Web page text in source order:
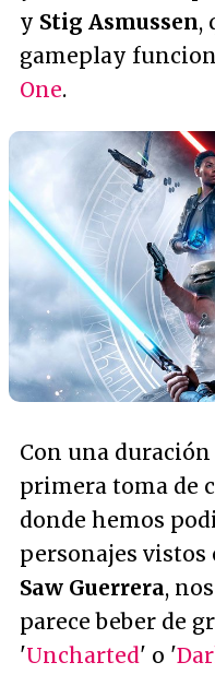
y Stig Asmussen,
gameplay
One.
Con una duración
primera toma de
donde hemos
personajes vistos
Saw Guerrera,
parece beber de
'Uncharted' o '